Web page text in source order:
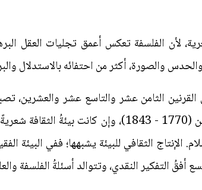
لأن الفلسفة تعكس أعمق تجليات العقل
والصورة، أكثر من احتفائه بالاستدلال
القرنين الثامن عشر والتاسع عشر
مشبعًا برؤيا فلسفية، على غرار فريدريش هولدرلين (1770
الإنتاج الثقافي للبيئة يشبهها؛ ففي البيئة
أفقُ التفكير النقدي، وتتوالد أسئلةُ الفلسفة